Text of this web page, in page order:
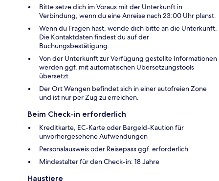
Bitte setze dich im Voraus mit der Unterkunft in
Verbindung, wenn du eine Anreise nach 23:00 Uhr planst.
Wenn du Fragen hast, wende dich bitte an die Unterkunft.
Die Kontaktdaten findest du auf der
Buchungsbestätigung.
Von der Unterkunft zur Verfügung gestellte Informationen
werden ggf. mit automatischen Übersetzungstools
übersetzt.
Der Ort Wengen befindet sich in einer autofreien Zone
und ist nur per Zug zu erreichen.
Beim Check-in erforderlich
Kreditkarte, EC-Karte oder Bargeld-Kaution für
unvorhergesehene Aufwendungen
Personalausweis oder Reisepass ggf. erforderlich
Mindestalter für den Check-in: 18 Jahre
Haustiere